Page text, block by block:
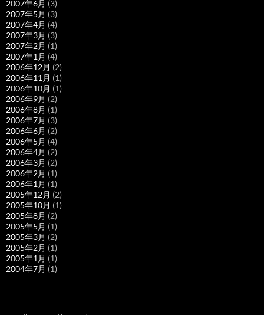
2007年6月 (3)
2007年5月 (3)
2007年4月 (4)
2007年3月 (3)
2007年2月 (1)
2007年1月 (4)
2006年12月 (2)
2006年11月 (1)
2006年10月 (1)
2006年9月 (2)
2006年8月 (1)
2006年7月 (3)
2006年6月 (2)
2006年5月 (4)
2006年4月 (2)
2006年3月 (2)
2006年2月 (1)
2006年1月 (1)
2005年12月 (2)
2005年10月 (1)
2005年8月 (2)
2005年5月 (1)
2005年3月 (2)
2005年2月 (1)
2005年1月 (1)
2004年7月 (1)